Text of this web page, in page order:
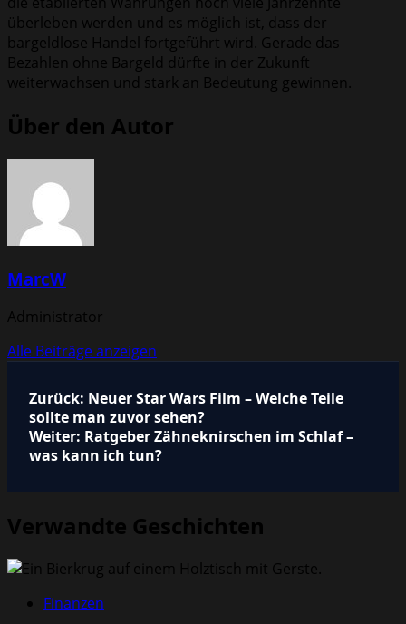
überleben werden und es möglich ist, dass der
bargeldlose Handel fortgeführt wird. Gerade das
Bezahlen ohne Bargeld dürfte in der Zukunft
weiterwachsen und stark an Bedeutung gewinnen.
Über den Autor
MarcW
Administrator
Alle Beiträge anzeigen
Beitragsnavigation
Zurück: Neuer Star Wars Film – Welche Teile
sollte man zuvor sehen?
Weiter: Ratgeber Zähneknirschen im Schlaf –
was kann ich tun?
Verwandte Geschichten
Finanzen